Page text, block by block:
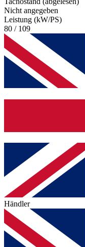
Nicht angegeben
Leistung (kW/PS)
80 / 109
Händler